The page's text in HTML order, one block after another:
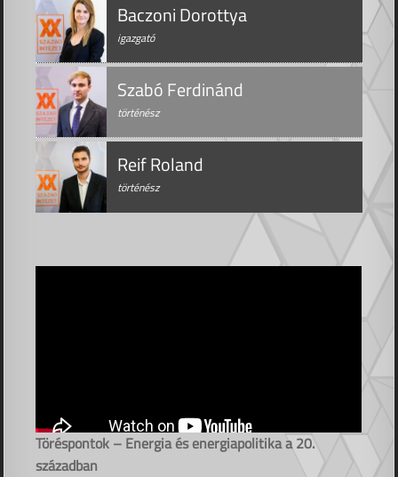
Baczoni Dorottya
igazgató
Szabó Ferdinánd
történész
Reif Roland
történész
Töréspontok – Energia és energiapolitika a 20.
században